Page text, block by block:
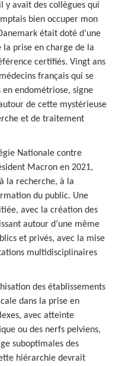
y avait des collègues qui
bien occuper mon
était doté d’une
prise en charge de la
certifiés. Vingt ans
français qui se
endométriose, signe
de cette mystérieuse
et de traitement
Nationale contre
Macron en 2021,
la recherche, à la
du public. Une
avec la création des
autour d’une même
et privés, avec la mise
multidisciplinaires
des établissements
dans la prise en
avec atteinte
ou des nerfs pelviens,
suboptimales des
hiérarchie devrait